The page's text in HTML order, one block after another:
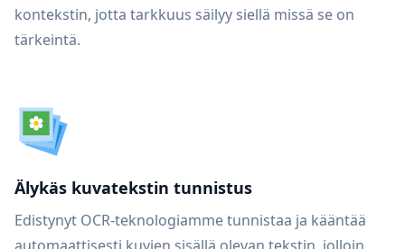
kontekstin, jotta tarkkuus säilyy siellä missä se on
tärkeintä.
Älykäs kuvatekstin tunnistus
Edistynyt OCR-teknologiamme tunnistaa ja kääntää